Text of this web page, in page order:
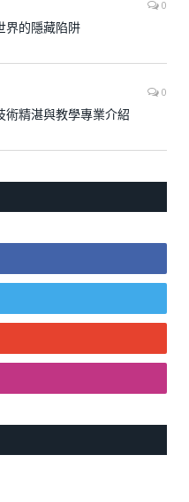
0
界的隱藏陷阱
0
術精湛與教學專業介紹